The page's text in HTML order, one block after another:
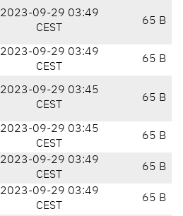
2023-09-29 03:49
CEST
65 B
2023-09-29 03:49
CEST
65 B
2023-09-29 03:45
CEST
65 B
2023-09-29 03:45
CEST
65 B
2023-09-29 03:49
CEST
65 B
2023-09-29 03:49
CEST
65 B